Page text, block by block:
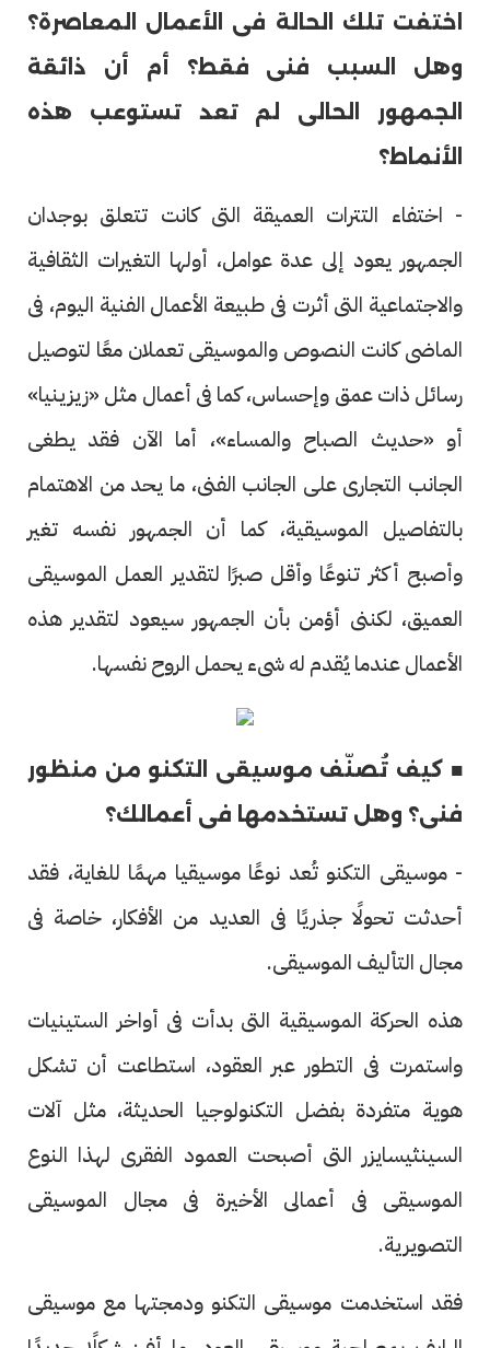
اختفت تلك الحالة فى الأعمال المعاصرة؟
وهل السبب فنى فقط؟ أم أن ذائقة
الجمهور الحالى لم تعد تستوعب هذه
الأنماط؟
- اختفاء التترات العميقة التى كانت تتعلق بوجدان
الجمهور يعود إلى عدة عوامل، أولها التغيرات الثقافية
والاجتماعية التى أثرت فى طبيعة الأعمال الفنية اليوم، فى
الماضى كانت النصوص والموسيقى تعملان معًا لتوصيل
رسائل ذات عمق وإحساس، كما فى أعمال مثل «زيزينيا»
أو «حديث الصباح والمساء»، أما الآن فقد يطغى
الجانب التجارى على الجانب الفنى، ما يحد من الاهتمام
بالتفاصيل الموسيقية، كما أن الجمهور نفسه تغير
وأصبح أكثر تنوعًا وأقل صبرًا لتقدير العمل الموسيقى
العميق، لكننى أؤمن بأن الجمهور سيعود لتقدير هذه
الأعمال عندما يُقدم له شىء يحمل الروح نفسها.
■ كيف تُصنّف موسيقى التكنو من منظور
فنى؟ وهل تستخدمها فى أعمالك؟
- موسيقى التكنو تُعد نوعًا موسيقيا مهمًا للغاية، فقد
أحدثت تحولًا جذريًا فى العديد من الأفكار، خاصة فى
مجال التأليف الموسيقى.
هذه الحركة الموسيقية التى بدأت فى أواخر الستينيات
واستمرت فى التطور عبر العقود، استطاعت أن تشكل
هوية متفردة بفضل التكنولوجيا الحديثة، مثل آلات
السينثيسايزر التى أصبحت العمود الفقرى لهذا النوع
الموسيقى فى أعمالى الأخيرة فى مجال الموسيقى
التصويرية.
فقد استخدمت موسيقى التكنو ودمجتها مع موسيقى